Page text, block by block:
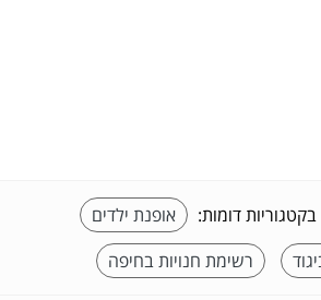
דומות:
אופנת ילדים
רשימת חנויות בחיפה